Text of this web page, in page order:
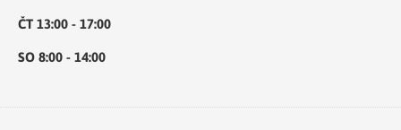
ČT 13:00 - 17:00
SO 8:00 - 14:00